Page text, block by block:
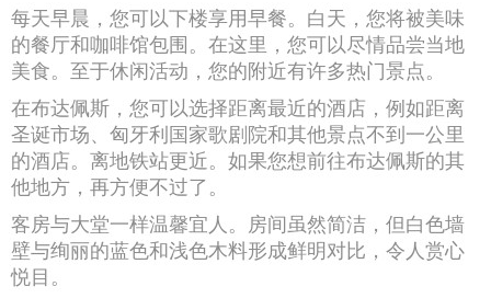
每天早晨，您可以下楼享用早餐。白天，您将被美味
的餐厅和咖啡馆包围。在这里，您可以尽情品尝当地
美食。至于休闲活动，您的附近有许多热门景点。
在布达佩斯，您可以选择距离最近的酒店，例如距离
圣诞市场、匈牙利国家歌剧院和其他景点不到一公里
的酒店。离地铁站更近。如果您想前往布达佩斯的其
他地方，再方便不过了。
客房与大堂一样温馨宜人。房间虽然简洁，但白色墙
壁与绚丽的蓝色和浅色木料形成鲜明对比，令人赏心
悦目。